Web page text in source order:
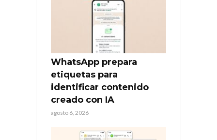
WhatsApp prepara
etiquetas para
identificar contenido
creado con IA
agosto 6, 2026